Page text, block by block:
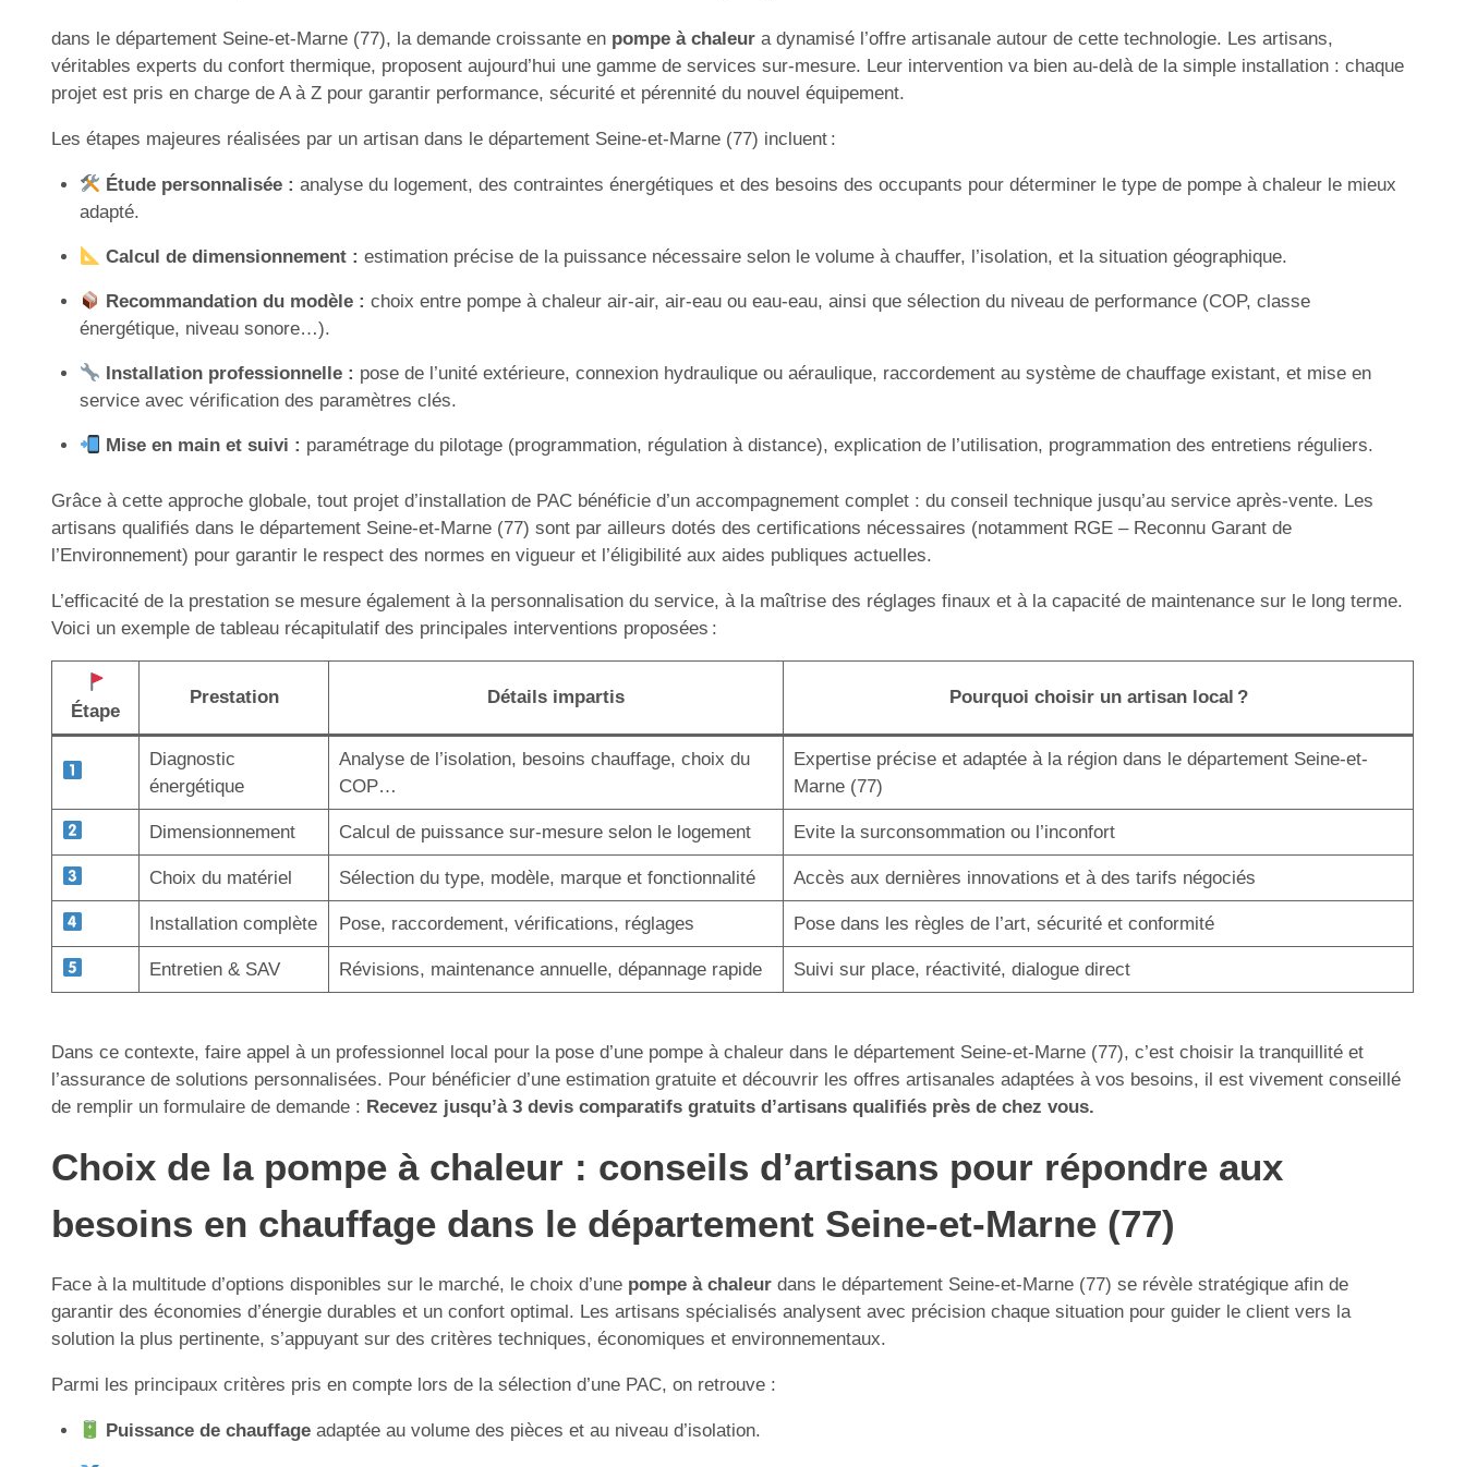
dans le département Seine-et-Marne (77), la demande croissante en pompe à chaleur a dynamisé l’offre artisanale autour de cette technologie. Les artisans,
véritables experts du confort thermique, proposent aujourd’hui une gamme de services sur-mesure. Leur intervention va bien au-delà de la simple installation : chaque
projet est pris en charge de A à Z pour garantir performance, sécurité et pérennité du nouvel équipement.
Les étapes majeures réalisées par un artisan dans le département Seine-et-Marne (77) incluent :
Étude personnalisée : analyse du logement, des contraintes énergétiques et des besoins des occupants pour déterminer le type de pompe à chaleur le mieux
adapté.
Calcul de dimensionnement : estimation précise de la puissance nécessaire selon le volume à chauffer, l’isolation, et la situation géographique.
Recommandation du modèle : choix entre pompe à chaleur air-air, air-eau ou eau-eau, ainsi que sélection du niveau de performance (COP, classe
énergétique, niveau sonore…).
Installation professionnelle : pose de l’unité extérieure, connexion hydraulique ou aéraulique, raccordement au système de chauffage existant, et mise en
service avec vérification des paramètres clés.
Mise en main et suivi : paramétrage du pilotage (programmation, régulation à distance), explication de l’utilisation, programmation des entretiens réguliers.
Grâce à cette approche globale, tout projet d’installation de PAC bénéficie d’un accompagnement complet : du conseil technique jusqu’au service après-vente. Les
artisans qualifiés dans le département Seine-et-Marne (77) sont par ailleurs dotés des certifications nécessaires (notamment RGE – Reconnu Garant de
l’Environnement) pour garantir le respect des normes en vigueur et l’éligibilité aux aides publiques actuelles.
L’efficacité de la prestation se mesure également à la personnalisation du service, à la maîtrise des réglages finaux et à la capacité de maintenance sur le long terme.
Voici un exemple de tableau récapitulatif des principales interventions proposées :
Étape
Prestation Détails impartis Pourquoi choisir un artisan local ?
Diagnostic
énergétique
Analyse de l’isolation, besoins chauffage, choix du
COP…
Expertise précise et adaptée à la région dans le département Seine-et-
Marne (77)
Dimensionnement Calcul de puissance sur-mesure selon le logement Evite la surconsommation ou l’inconfort
Choix du matériel Sélection du type, modèle, marque et fonctionnalité Accès aux dernières innovations et à des tarifs négociés
Installation complète Pose, raccordement, vérifications, réglages Pose dans les règles de l’art, sécurité et conformité
Entretien & SAV Révisions, maintenance annuelle, dépannage rapide Suivi sur place, réactivité, dialogue direct
Dans ce contexte, faire appel à un professionnel local pour la pose d’une pompe à chaleur dans le département Seine-et-Marne (77), c’est choisir la tranquillité et
l’assurance de solutions personnalisées. Pour bénéficier d’une estimation gratuite et découvrir les offres artisanales adaptées à vos besoins, il est vivement conseillé
de remplir un formulaire de demande : Recevez jusqu’à 3 devis comparatifs gratuits d’artisans qualifiés près de chez vous.
Choix de la pompe à chaleur : conseils d’artisans pour répondre aux
besoins en chauffage dans le département Seine-et-Marne (77)
Face à la multitude d’options disponibles sur le marché, le choix d’une pompe à chaleur dans le département Seine-et-Marne (77) se révèle stratégique afin de
garantir des économies d’énergie durables et un confort optimal. Les artisans spécialisés analysent avec précision chaque situation pour guider le client vers la
solution la plus pertinente, s’appuyant sur des critères techniques, économiques et environnementaux.
Parmi les principaux critères pris en compte lors de la sélection d’une PAC, on retrouve :
Puissance de chauffageadaptée au volume des pièces et au niveau d’isolation.